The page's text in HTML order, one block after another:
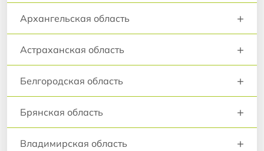
Архангельская область +
Астраханская область +
Белгородская область +
Брянская область +
Владимирская область +